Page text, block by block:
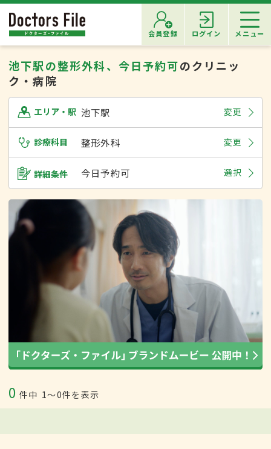
会員登録 ログイン メニュー
池下駅の整形外科、今日予約可のクリニッ
ク・病院
エリア・駅 池下駅 変更
診療科目 整形外科 変更
詳細条件 今日予約可 選択
0 件中 1〜0件を表示